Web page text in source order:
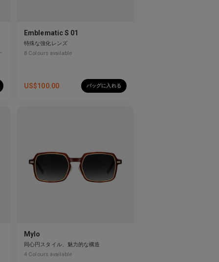
Emblematic S 01
特殊な強化レンズ
8 Colours available
US$100.00 バッグに入れる
Mylo
同心円スタイル、魅力的な構造
4 Colours available